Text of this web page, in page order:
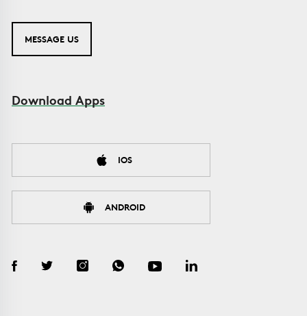
MESSAGE US
Download Apps
IOS
ANDROID